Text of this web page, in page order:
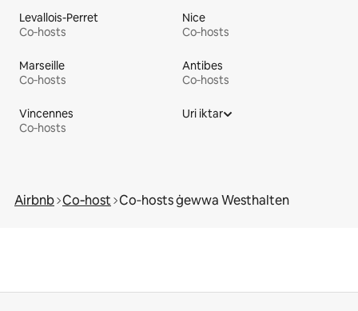
Levallois-Perret
Co‑hosts
Nice
Co‑hosts
Marseille
Co‑hosts
Antibes
Co‑hosts
Vincennes
Co‑hosts
Uri iktar
Airbnb Co‑host Co‑hosts ġewwa Westhalten